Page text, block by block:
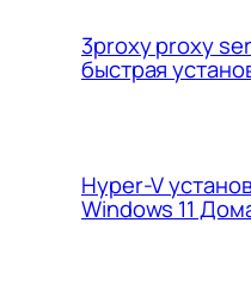
3proxy proxy
быстрая
Hyper-V
Windows 11